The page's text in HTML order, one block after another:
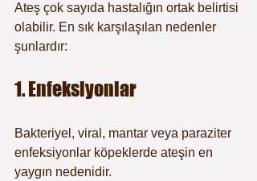
Ateş çok sayıda hastalığın ortak belirtisi
olabilir. En sık karşılaşılan nedenler
şunlardır:
1. Enfeksiyonlar
Bakteriyel, viral, mantar veya paraziter
enfeksiyonlar köpeklerde ateşin en
yaygın nedenidir.